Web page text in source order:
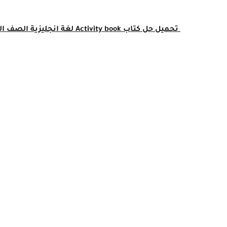
تحميل حلكتاب Activity book لغة انجليزية الصف